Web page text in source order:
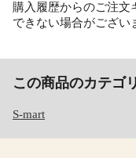
購入履歴からのご注文
できない場合がござい
この商品のカテゴリ
S-mart